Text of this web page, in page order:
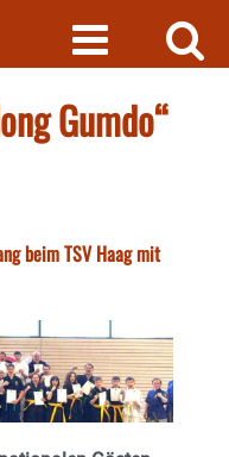
Gumdo“
beim TSV Haag mit